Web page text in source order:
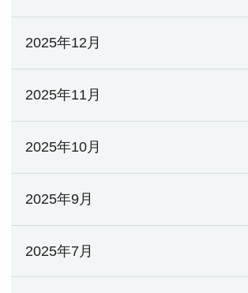
2025年12月
2025年11月
2025年10月
2025年9月
2025年7月